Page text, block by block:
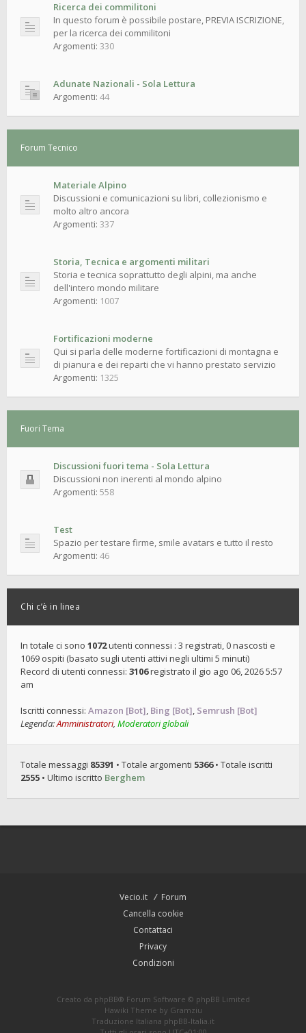
Ricerca dei commilitoni
In questo forum è possibile postare, PREVIA ISCRIZIONE,
per la ricerca dei commilitoni
Argomenti: 330
Adunate Nazionali - Sola Lettura
Argomenti: 44
Forum Tecnico
Materiale Alpino
Discussioni e comunicazioni su libri, collezionismo e
molto altro ancora
Argomenti: 337
Storia, Tecnica e argomenti militari
Storia e tecnica soprattutto degli alpini, ma anche
dell'intero mondo militare
Argomenti: 1007
Fortificazioni moderne
Qui si parla delle moderne fortificazioni di montagna e
di pianura e dei reparti che vi hanno prestato servizio
Argomenti: 1325
Fuori Tema
Discussioni fuori tema - Sola Lettura
Discussioni non inerenti al mondo alpino
Argomenti: 558
Test
Spazio per testare firme, smile avatars e tutto il resto
Argomenti: 46
Chi c’è in linea
In totale ci sono 1072utenti connessi : 3 registrati, 0 nascosti e
1069 ospiti (basato sugli utenti attivi negli ultimi 5 minuti)
Record di utenti connessi: 3106registrato il gio ago 06, 2026 5:57
am
Iscritti connessi: Amazon [Bot], Bing [Bot], Semrush [Bot]
Legenda:Amministratori, Moderatori globali
Totale messaggi 85391 • Totale argomenti 5366• Totale iscritti
2555 • Ultimo iscritto Berghem
Vecio.it
Forum
Cancella cookie
Contattaci
Privacy
Condizioni
Creato da phpBB® Forum Software © phpBB Limited
Hawiki Theme by Gramziu
Traduzione Italiana phpBB-Italia.it